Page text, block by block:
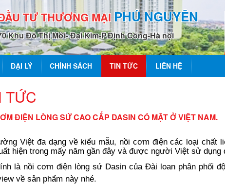
TƯ THƯƠNG MẠI PHÚ NGUYÊN
Khu Đô Thị Mới- Đại Kim-P.Định Công-Hà nội
ĐẠI LÝ CHÍNH SÁCH TIN TỨC LIÊN HỆ
TỨC
ĐIỆN LÒNG SỨ CAO CẤP DASIN CÓ MẶT Ở VIỆT NAM.
Việt đa dạng về kiểu mẫu, nồi cơm điện các loại chất
hiện trong mấy năm gần đây và được người Việt sử
là nồi cơm điện lòng sứ Dasin của Đài loan phân phối
về sản phẩm này nhé.